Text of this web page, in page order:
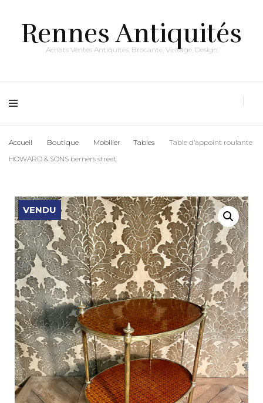
Rennes Antiquités
Achats Ventes Antiquités, Brocante, Vintage, Design
Accueil Boutique Mobilier Tables
Table d’appoint roulante
HOWARD & SONS berners street
VENDU